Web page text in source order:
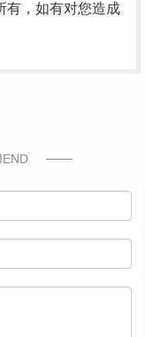
有，如有对您造成